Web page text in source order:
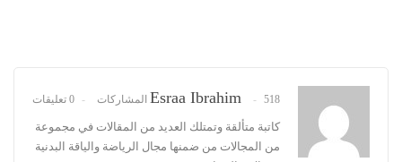
Esraa Ibrahim 518 المشاركات 0 تعليقات
كاتبة متألقة وتمتلك العديد من المقالات في مجموعة
من المجالات من ضمنها مجال الرياضة والياقة البدنية